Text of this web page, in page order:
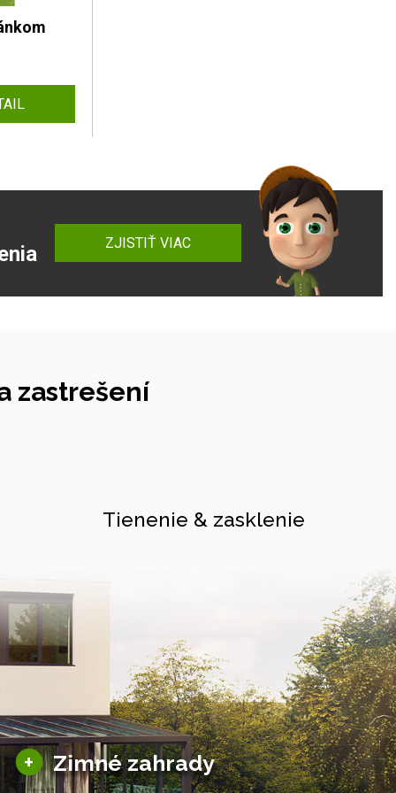
ZJISTIŤ VIAC
zastrešení
Tienenie & zasklenie
+ Zimné zahrady
Sezónne zimné záhrady
Hliníkové zimné záhrady